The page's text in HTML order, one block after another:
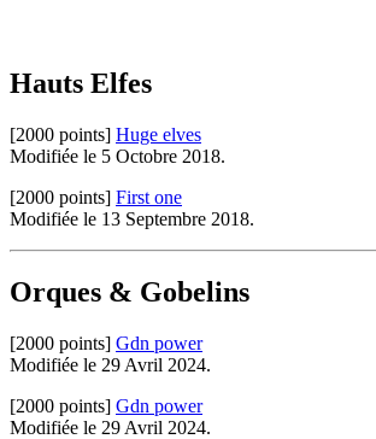
Hauts Elfes
[2000 points] Huge elves
Modifiée le 5 Octobre 2018.
[2000 points] First one
Modifiée le 13 Septembre 2018.
Orques & Gobelins
[2000 points] Gdn power
Modifiée le 29 Avril 2024.
[2000 points] Gdn power
Modifiée le 29 Avril 2024.